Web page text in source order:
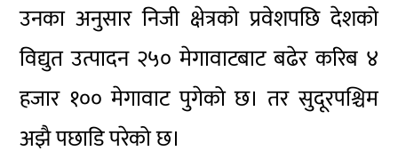
उनका अनुसार निजी क्षेत्रको प्रवेशपछि देशको
विद्युत उत्पादन २५० मेगावाटबाट बढेर करिब ४
हजार १०० मेगावाट पुगेको छ। तर सुदूरपश्चिम
अझै पछाडि परेको छ।